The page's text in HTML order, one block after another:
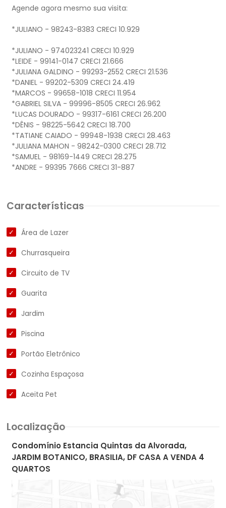
Agende agora mesmo sua visita:
*JULIANO - 98243-8383 CRECI 10.929
*JULIANO - 974023241 CRECI 10.929
*LEIDE - 99141-0147 CRECI 21.666
*JULIANA GALDINO - 99293-2552 CRECI 21.536
*DANIEL - 99202-5309 CRECI 24.419
*MARCOS - 99658-1018 CRECI 11.954
*GABRIEL SILVA - 99996-8505 CRECI 26.962
*LUCAS DOURADO - 99317-6161 CRECI 26.200
*DÊNIS - 98225-5642 CRECI 18.700
*TATIANE CAIADO - 99948-1938 CRECI 28.463
*JULIANA MAHON - 98242-0300 CRECI 28.712
*SAMUEL - 98169-1449 CRECI 28.275
Características
Área de Lazer
Churrasqueira
Circuito de TV
Guarita
Jardim
Piscina
Portão Eletrônico
Cozinha Espaçosa
Aceita Pet
Localização
Condomínio Estancia Quintas da Alvorada,
JARDIM BOTANICO, BRASILIA, DF CASA A VENDA 4
QUARTOS